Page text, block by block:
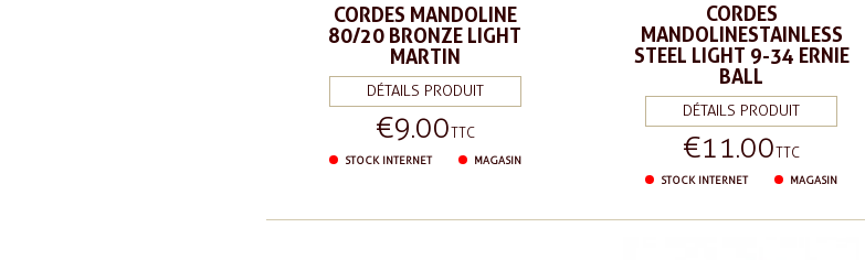
CORDES MANDOLINE
80/20 BRONZE LIGHT
MARTIN
DÉTAILS PRODUIT
Price
€9.00TTC
STOCK INTERNET MAGASIN
CORDES
MANDOLINESTAINLESS
STEEL LIGHT 9-34 ERNIE
BALL
DÉTAILS PRODUIT
Price
€11.00TTC
STOCK INTERNET MAGASIN